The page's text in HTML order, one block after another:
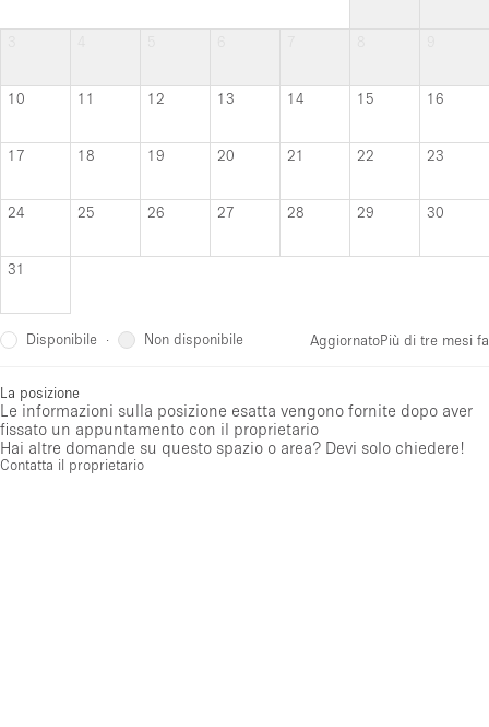
10 11 12 13 14 15 16
17 18 19 20 21 22 23
24 25 26 27 28 29 30
31
Disponibile · Non disponibile AggiornatoPiù di tre mesi fa
La posizione
Le informazioni sulla posizione esatta vengono fornite dopo aver
fissato un appuntamento con il proprietario
Hai altre domande su questo spazio o area? Devi solo chiedere!
Contatta il proprietario